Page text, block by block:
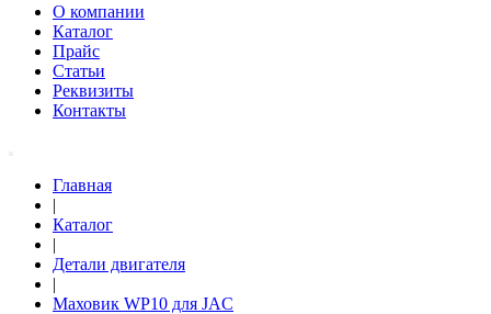
О компании
Каталог
Прайс
Статьи
Реквизиты
Контакты
Главная
|
Каталог
|
Детали двигателя
|
Маховик WP10 для JAC